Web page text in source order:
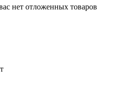
нет отложенных товаров